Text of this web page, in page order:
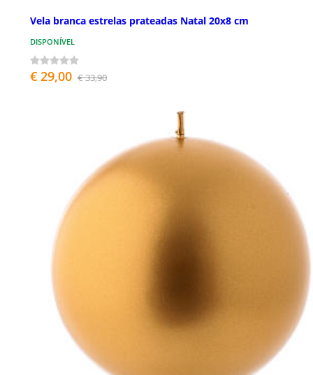
Vela branca estrelas prateadas Natal 20x8 cm
DISPONÍVEL
€ 29,00 € 33,90